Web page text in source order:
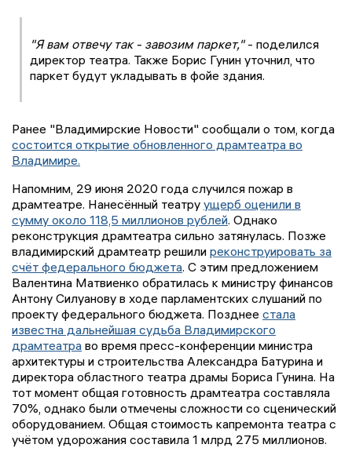
"Я вам отвечу так - завозим паркет,"- поделился
директор театра. Также Борис Гунин уточнил, что
паркет будут укладывать в фойе здания.
Ранее "Владимирские Новости" сообщали о том, когда
состоится открытие обновленного драмтеатра во
Владимире.
Напомним, 29 июня 2020 года случился пожар в
драмтеатре. Нанесённый театру ущерб оценили в
сумму около 118,5 миллионов рублей. Однако
реконструкция драмтеатра сильно затянулась. Позже
владимирский драмтеатр решили реконструировать за
счёт федерального бюджета. С этим предложением
Валентина Матвиенко обратилась к министру финансов
Антону Силуанову в ходе парламентских слушаний по
проекту федерального бюджета. Позднее стала
известна дальнейшая судьба Владимирского
драмтеатра во время пресс-конференции министра
архитектуры и строительства Александра Батурина и
директора областного театра драмы Бориса Гунина. На
тот момент общая готовность драмтеатра составляла
70%, однако были отмечены сложности со сценический
оборудованием. Общая стоимость капремонта театра с
учётом удорожания составила 1 млрд 275 миллионов.